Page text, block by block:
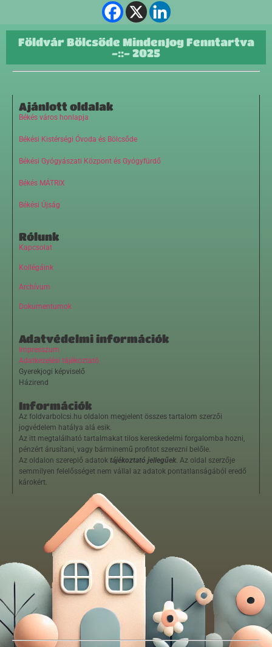
Földvár Bölcsőde MindenJog Fenntartva
-::- 2025
Ajánlott oldalak
Békés város honlapja
Békési Kistérségi Óvoda és Bölcsőde
Békési Gyógyászati Központ és Gyógyfürdő
Békés MÁTRIX
Békési Újság
Rólunk
Kapcsolat
Kollégáink
Archívum
Dokumentumok
Adatvédelmi információk
Impresszum
Adatkezelési tájékoztató
Gyerekjogi képviselő
Házirend
Információk
Az foldvarbolcsi.hu oldalon megjelent összes tartalom szerzői
jogvédelem hatálya alá esik.
Az itt megtalálható tartalmakat tilos kereskedelmi forgalomba hozni,
pénzért árusítani, vagy bárminemű profitot szerezni belőle.
Az oldalon szereplő adatok tájékoztató jellegűek. Az oldal szerzője
semmilyen felelősséget nem vállal az adatok pontatlanságából eredő
károkért.